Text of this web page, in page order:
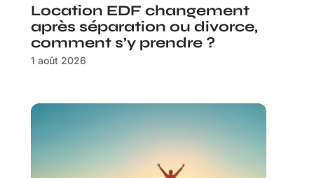
Location EDF changement
après séparation ou divorce,
comment s’y prendre ?
1 août 2026